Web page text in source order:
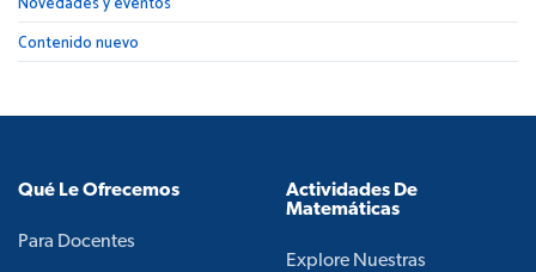
Contenido nuevo
Qué Le Ofrecemos
Para Docentes
Actividades De
Matemáticas
Explore Nuestras